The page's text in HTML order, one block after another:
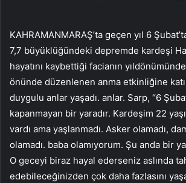
KAHRAMANMARAŞ’ta geçen yıl 6
7,7 büyüklüğündeki depremde kardeşi
hayatını kaybettiği facianın
önünde düzenlenen anma etkinliğine
duygulu anlar yaşadı. anlar. Sarp, “6
kapanmayan bir yaradır. Kardeşim 22
vardı ama yaşlanmadı. Asker olamadı,
olamadı. baba olamıyorum. Şu anda bir
O geceyi biraz hayal ederseniz aslında
edebileceğinizden çok daha fazlasını